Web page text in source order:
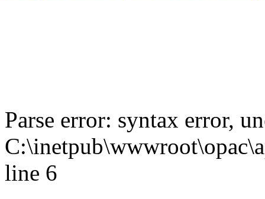
Parse error: syntax error,
line 6